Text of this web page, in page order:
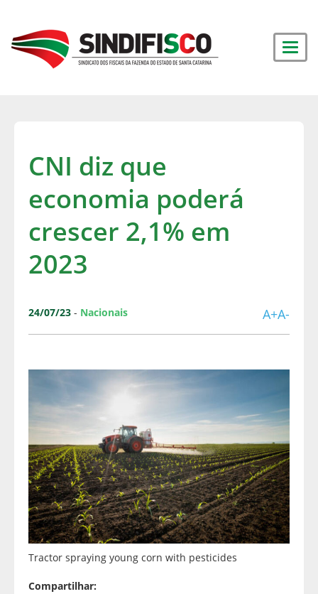
CNI diz que
economia poderá
crescer 2,1% em
2023
24/07/23 - Nacionais A+A-
Tractor spraying young corn with pesticides
Compartilhar: